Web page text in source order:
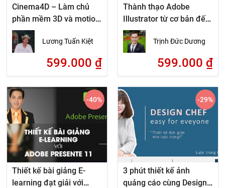
Cinema4D – Làm chủ
phần mềm 3D và motion
graphics chuyên nghiệp
Lương Tuấn Kiệt
599.000 ₫
Thành thạo Adobe
Illustrator từ cơ bản đến
nâng cao
Trịnh Đức Dương
599.000 ₫
Thiết kế bài giảng E-
learning đạt giải với
-40%
3 phút thiết kế ảnh
quảng cáo cùng Design
-29%